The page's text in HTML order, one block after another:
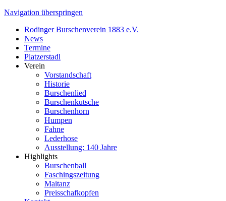
Navigation überspringen
Rodinger Burschenverein 1883 e.V.
News
Termine
Platzerstadl
Verein
Vorstandschaft
Historie
Burschenlied
Burschenkutsche
Burschenhorn
Humpen
Fahne
Lederhose
Ausstellung: 140 Jahre
Highlights
Burschenball
Faschingszeitung
Maitanz
Preisschafkopfen